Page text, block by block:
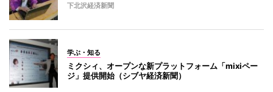
下北沢経済新聞
学ぶ・知る
ミクシィ、オープンな新プラットフォーム「mixiペー
ジ」提供開始（シブヤ経済新聞）